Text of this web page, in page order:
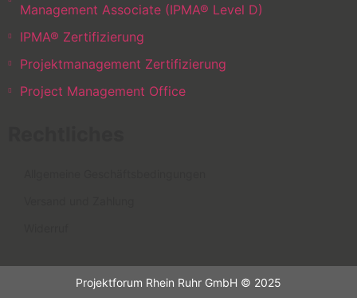
Management Associate (IPMA® Level D)
IPMA® Zertifizierung
Projektmanagement Zertifizierung
Project Management Office
Projektforum Rhein Ruhr GmbH © 2025